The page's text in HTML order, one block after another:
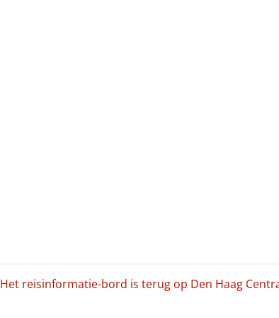
Het reisinformatie-bord is terug op Den Haag